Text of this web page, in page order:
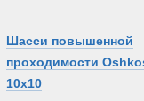
Шасси повышенной
проходимости
10x10